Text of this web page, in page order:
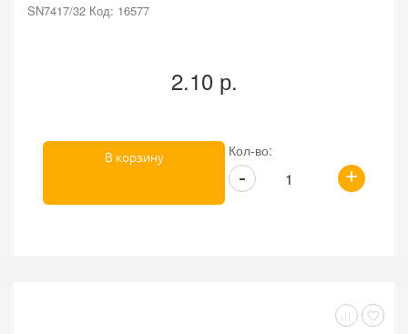
SN7417/32 Код: 16577
2.10 р.
Кол-во:
+
-
В корзину